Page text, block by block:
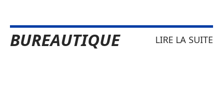
BUREAUTIQUE LIRE LA SUITE